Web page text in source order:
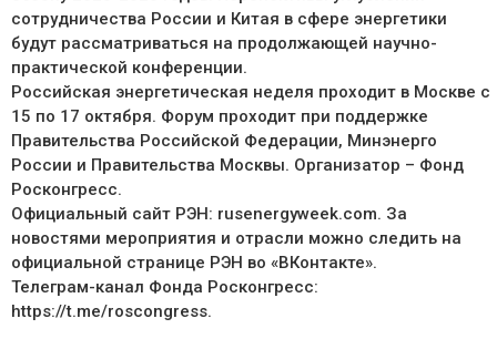
сотрудничества России и Китая в сфере энергетики
будут рассматриваться на продолжающей научно-
практической конференции.
Российская энергетическая неделя проходит в Москве с
15 по 17 октября. Форум проходит при поддержке
Правительства Российской Федерации, Минэнерго
России и Правительства Москвы. Организатор – Фонд
Росконгресс.
Официальный сайт РЭН: rusenergyweek.com. За
новостями мероприятия и отрасли можно следить на
официальной странице РЭН во «ВКонтакте».
Телеграм-канал Фонда Росконгресс:
https://t.me/roscongress.